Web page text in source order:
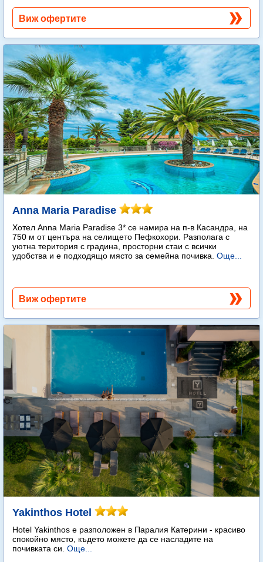
Виж офертите
Anna Maria Paradise
Хотел Anna Maria Paradise 3* се намира на п-в Касандра, на
750 м от центъра на селището Пефкохори. Разполага с
уютна територия с градина, просторни стаи с всички
удобства и е подходящо място за семейна почивка. Още...
Виж офертите
Yakinthos Hotel
Hotel Yakinthos e разположен в Паралия Катерини - красиво
спокойно място, където можете да се насладите на
почивката си. Още...